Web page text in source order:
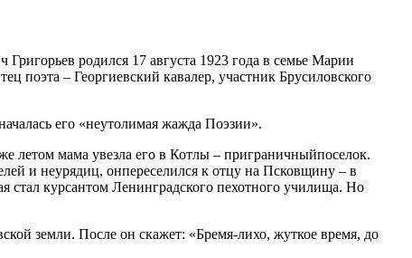
родился 17 августа 1923 года в семье Марии
поэта – Георгиевский кавалер, участник Брусиловского
его «неутолимая жажда Поэзии».
летом мама увезла его в Котлы – приграничныйпоселок.
и неурядиц, онпереселился к отцу на Псковщину – в
стал курсантом Ленинградского пехотного училища. Но
земли. После он скажет: «Бремя-лихо, жуткое время, до